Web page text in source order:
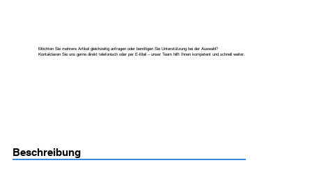
Möchten Sie mehrere Artikel gleichzeitig anfragen oder benötigen Sie Unterstützung bei der Auswahl?
Kontaktieren Sie uns gerne direkt telefonisch oder per E-Mail – unser Team hilft Ihnen kompetent und schnell weiter.
Beschreibung